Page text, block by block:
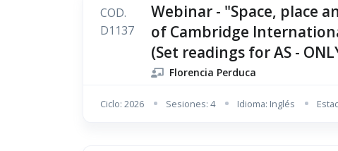
COD.
D1137
Webinar - "Space, place
of Cambridge
(Set readings for AS -
Florencia Perduca
Ciclo: 2026 Sesiones: 4 Idioma: Inglés